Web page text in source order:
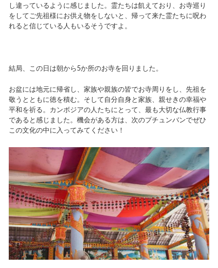
し違っているように感じました。霊たちは飢えており、お寺巡り
をしてご先祖様にお供え物をしないと、帰って来た霊たちに呪わ
れると信じている人もいるそうですよ。
結局、この日は朝から5か所のお寺を回りました。
お盆には地元に帰省し、家族や親族の皆でお寺周りをし、先祖を
敬うとともに徳を積む。そして自分自身と家族、親せきの幸福や
平和を祈る。カンボジアの人たちにとって、最も大切な仏教行事
であると感じました。機会がある方は、次のプチュンバンでぜひ
この文化の中に入ってみてください！